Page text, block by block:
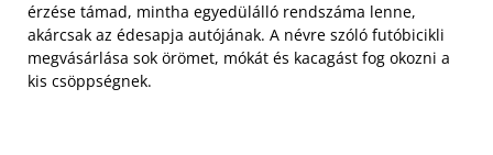
érzése támad, mintha egyedülálló rendszáma lenne,
akárcsak az édesapja autójának. A névre szóló futóbicikli
megvásárlása sok örömet, mókát és kacagást fog okozni a
kis csöppségnek.